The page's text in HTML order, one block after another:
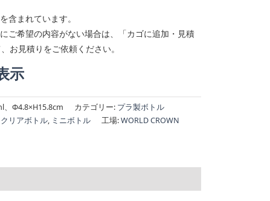
含まれています。
ご希望の内容がない場合は、「カゴに追加・見積
お見積りをご依頼ください。
示
、Φ4.8×H15.8cm カテゴリー: プラ製ボトル
クリアボトル, ミニボトル 工場:WORLD CROWN